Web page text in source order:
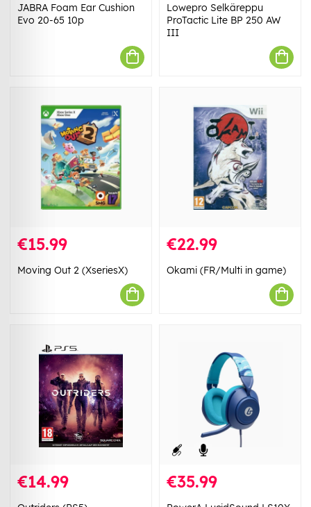
JABRA Foam Ear Cushion
Evo 20-65 10p
Lowepro Selkäreppu
ProTactic Lite BP 250 AW
III
€15.99
Moving Out 2 (XseriesX)
€22.99
Okami (FR/Multi in game)
€14.99 €35.99